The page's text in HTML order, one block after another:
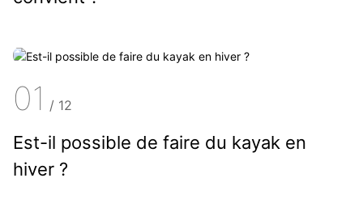
01 / 12
Est-il possible de faire du kayak en
hiver ?